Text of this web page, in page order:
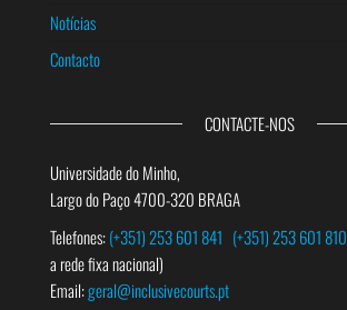
Notícias
Contacto
CONTACTE-NOS
Universidade do Minho,
Largo do Paço 4700-320 BRAGA
Telefones:(+351) 253 601 841 (+351) 253 601 810
a rede fixa nacional)
Email:geral@inclusivecourts.pt